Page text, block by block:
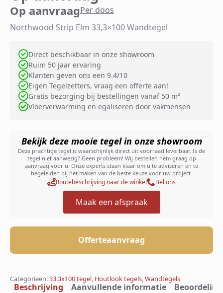
Op aanvraagPer doos
Northwood Strip Elm 33,3×100 Wandtegel
Direct beschikbaar in onze showroom
Ruim 50 jaar ervaring
Klanten geven ons een 9.4/10
Eigen Tegelzetters, vraag een offerte aan!
Gratis bezorging bij bestellingen vanaf 50 m²
Vloerverwarming en egaliseren door vakmensen
Bekijk deze mooie tegel in onze showroom
Deze prachtige tegel is waarschijnlijk direct uit voorraad leverbaar. Is de
tegel niet aanwezig? Geen probleem! Wij bestellen hem graag op
aanvraag voor u. Onze experts staan klaar om u te adviseren en te
begeleiden bij het maken van de beste keuze voor uw project.
Routebeschrijving naar de winkel Bel ons
Maak een afspraak
Offerteaanvraag
Categorieën:33.3x100 tegel, Houtlook tegels,Wandtegels
Beschrijving Aanvullende informatie